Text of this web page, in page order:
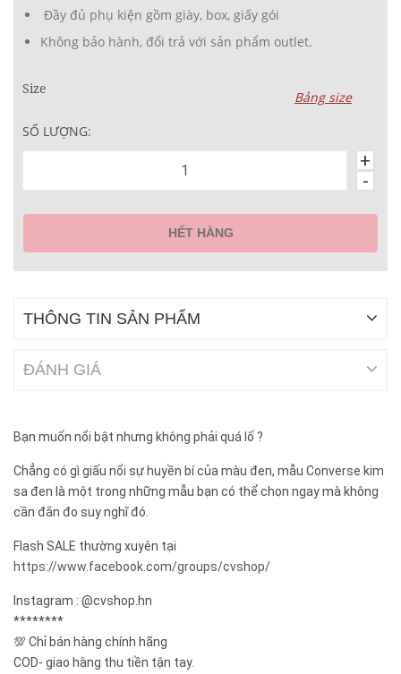
Đầy đủ phụ kiện gồm giày, box, giấy gói
Không bảo hành, đổi trả với sản phẩm outlet.
Size
Bảng size
SỐ LƯỢNG:
-
+
HẾT HÀNG
THÔNG TIN SẢN PHẨM
ĐÁNH GIÁ
Bạn muốn nổi bật nhưng không phải quá lố ?
Chẳng có gì giấu nổi sự huyền bí của màu đen, mẫu Converse kim
sa đen là một trong những mẫu bạn có thể chọn ngay mà không
cần đắn đo suy nghĩ đó.
Flash SALE thường xuyên tại
https://www.facebook.com/groups/cvshop/
Instagram : @cvshop.hn
********
💯 Chỉ bán hàng chính hãng
COD- giao hàng thu tiền tận tay.